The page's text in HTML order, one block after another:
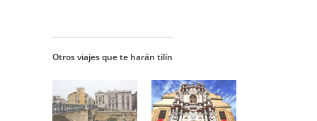
Otros viajes que te harán tilín